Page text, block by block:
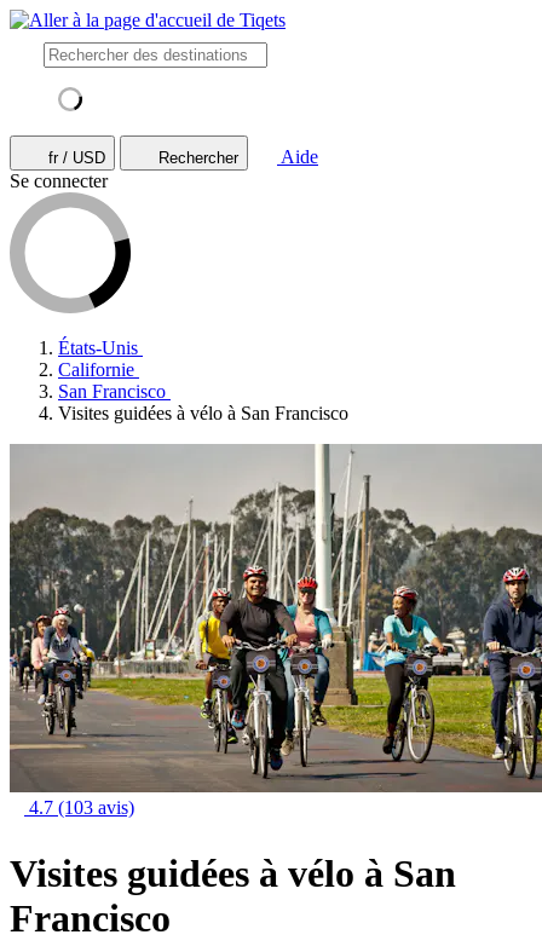
fr / USD Rechercher
Aide
Se connecter
États-Unis
Californie
San Francisco
Visites guidées à vélo à San Francisco
4.7 (103 avis)
Visites guidées à vélo à San
Francisco